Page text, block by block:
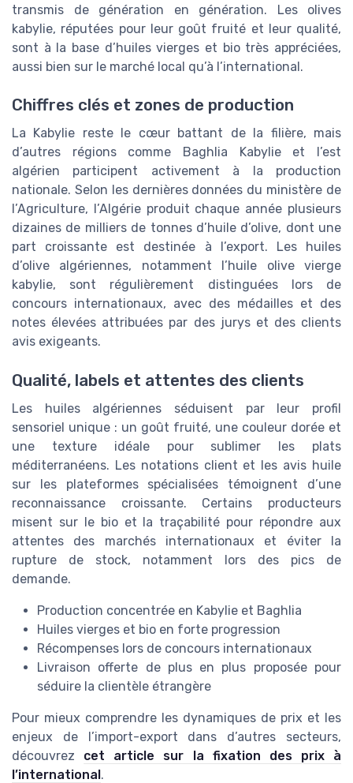
transmis de génération en génération. Les olives
kabylie, réputées pour leur goût fruité et leur qualité,
sont à la base d’huiles vierges et bio très appréciées,
aussi bien sur le marché local qu’à l’international.
Chiffres clés et zones de production
La Kabylie reste le cœur battant de la filière, mais
d’autres régions comme Baghlia Kabylie et l’est
algérien participent activement à la production
nationale. Selon les dernières données du ministère de
l’Agriculture, l’Algérie produit chaque année plusieurs
dizaines de milliers de tonnes d’huile d’olive, dont une
part croissante est destinée à l’export. Les huiles
d’olive algériennes, notamment l’huile olive vierge
kabylie, sont régulièrement distinguées lors de
concours internationaux, avec des médailles et des
notes élevées attribuées par des jurys et des clients
avis exigeants.
Qualité, labels et attentes des clients
Les huiles algériennes séduisent par leur profil
sensoriel unique : un goût fruité, une couleur dorée et
une texture idéale pour sublimer les plats
méditerranéens. Les notations client et les avis huile
sur les plateformes spécialisées témoignent d’une
reconnaissance croissante. Certains producteurs
misent sur le bio et la traçabilité pour répondre aux
attentes des marchés internationaux et éviter la
rupture de stock, notamment lors des pics de
demande.
Production concentrée en Kabylie et Baghlia
Huiles vierges et bio en forte progression
Récompenses lors de concours internationaux
Livraison offerte de plus en plus proposée pour
séduire la clientèle étrangère
Pour mieux comprendre les dynamiques de prix et les
enjeux de l’import-export dans d’autres secteurs,
découvrez cet article sur la fixation des prix à
l’international.